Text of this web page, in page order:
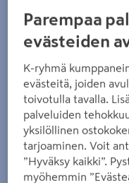
Parempaa
evästeiden
K-ryhmä
evästeitä, joiden
toivotulla tavalla.
palveluiden
yksilöllinen
tarjoaminen. Voit
”Hyväksy kaikki”.
myöhemmin